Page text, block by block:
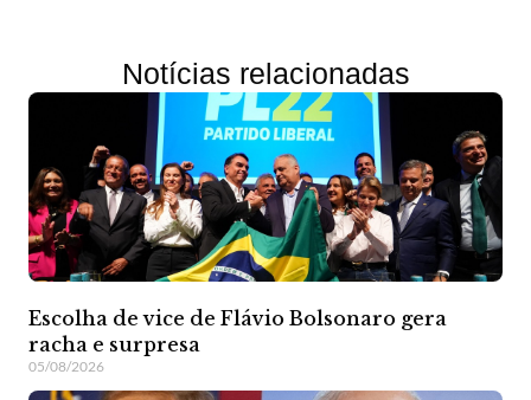
Notícias relacionadas
Escolha de vice de Flávio Bolsonaro gera
racha e surpresa
05/08/2026